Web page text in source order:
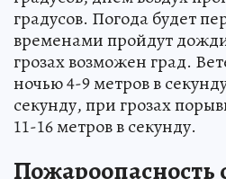
градусов. Погода будет
временами пройдут
грозах возможен град.
ночью 4-9 метров в
секунду, при грозах
11-16 метров в секунду.
Пожароопасность